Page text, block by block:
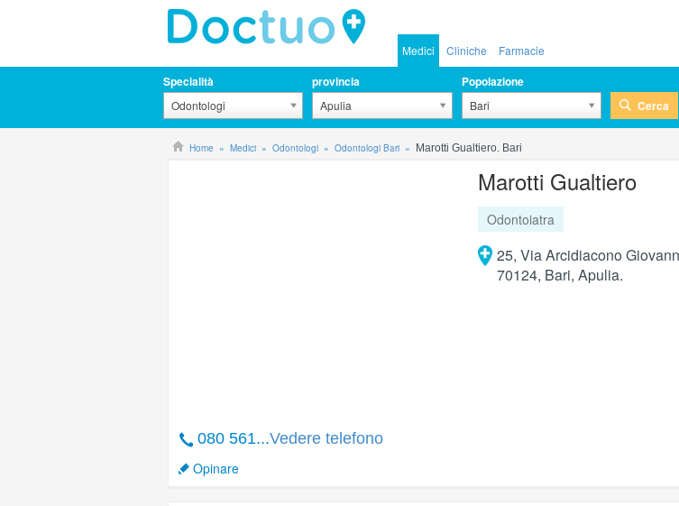
Medici Cliniche Farmacie
Specialità
Odontologi
provincia
Apulia
Popolazione
Bari Cerca
Home Medici Odontologi Odontologi Bari Marotti Gualtiero. Bari
080 561...Vedere telefono
Opinare
Marotti Gualtiero
Odontoiatra
25, Via Arcidiacono
70124, Bari, Apulia.